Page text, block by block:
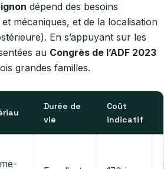
dépend des besoins
mécaniques, et de la localisation
En s’appuyant sur les
au Congrès de l’ADF 2023
grandes familles.
Durée de
vie
Coût
indicatif